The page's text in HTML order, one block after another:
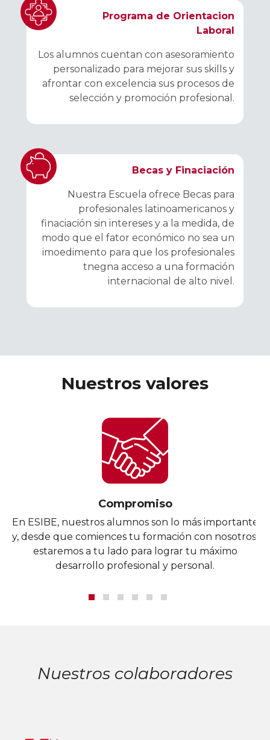
Programa de Orientacion
Laboral
Los alumnos cuentan con asesoramiento
personalizado para mejorar sus skills y
afrontar con excelencia sus procesos de
selección y promoción profesional.
Becas y Finaciación
Nuestra Escuela ofrece Becas para
profesionales latinoamericanos y
finaciación sin intereses y a la medida, de
modo que el fator económico no sea un
imoedimento para que los profesionales
tnegna acceso a una formación
internacional de alto nivel.
Nuestros valores
Compromiso
En ESIBE, nuestros alumnos son lo más importante
y, desde que comiences tu formación con nosotros,
estaremos a tu lado para lograr tu máximo
desarrollo profesional y personal.
Nuestros colaboradores